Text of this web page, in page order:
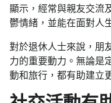
顯示，經常與親友交流
鬱情緒，並能在面對人
對於退休人士來說，朋
力的重要動力。無論是
動和旅行，都有助建立